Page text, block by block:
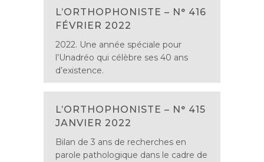
L’ORTHOPHONISTE – N° 416
FÉVRIER 2022
2022. Une année spéciale pour
l’Unadréo qui célèbre ses 40 ans
d’existence.
L’ORTHOPHONISTE – N° 415
JANVIER 2022
Bilan de 3 ans de recherches en
parole pathologique dans le cadre de